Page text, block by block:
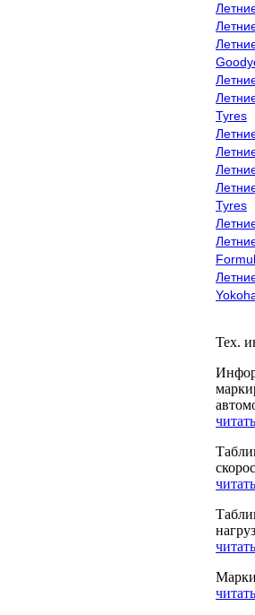
Tyres
Tyres
Тех.